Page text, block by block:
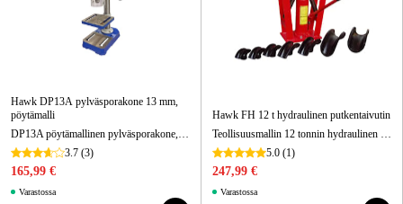
Hawk DP13A pylväsporakone 13 mm,
pöytämalli
DP13A pöytämallinen pylväsporakone, 230 V, avainistukka 13 mm
3.7 (3)
165,99 €
Varastossa
Hawk FH 12 t hydraulinen putkentaivutin
Teollisuusmallin 12 tonnin hydraulinen putkentaivutin paksuseinäisille putkille.
5.0 (1)
247,99 €
Varastossa